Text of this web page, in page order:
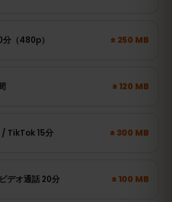
（480p） ± 250 MB
± 120 MB
TikTok 15分 ± 300 MB
デオ通話 20分 ± 100 MB